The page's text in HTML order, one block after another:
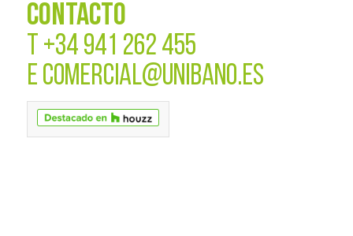
CONTACTO
T +34 941 262 455
E COMERCIAL@UNIBANO.ES